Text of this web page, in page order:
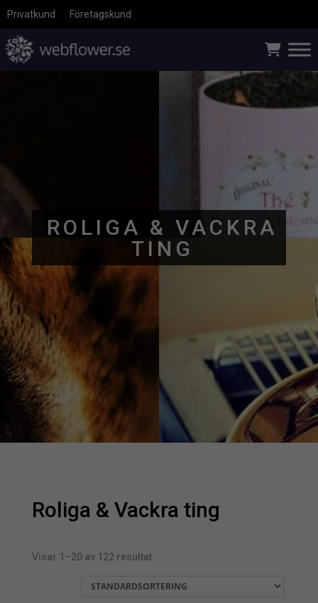
Privatkund Företagskund
ROLIGA & VACKRA
TING
Roliga & Vackra ting
Visar 1–20 av 122 resultat